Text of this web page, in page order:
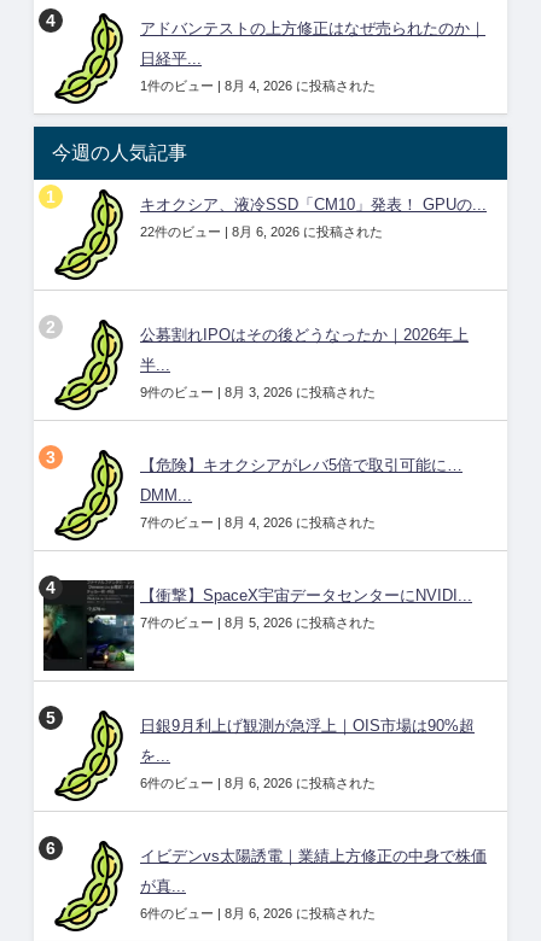
アドバンテストの上方修正はなぜ売られたのか｜
日経平...
1件のビュー | 8月 4, 2026 に投稿された
今週の人気記事
キオクシア、液冷SSD「CM10」発表！ GPUの...
22件のビュー | 8月 6, 2026 に投稿された
公募割れIPOはその後どうなったか｜2026年上
半...
9件のビュー | 8月 3, 2026 に投稿された
【危険】キオクシアがレバ5倍で取引可能に…
DMM...
7件のビュー | 8月 4, 2026 に投稿された
【衝撃】SpaceX宇宙データセンターにNVIDI...
7件のビュー | 8月 5, 2026 に投稿された
日銀9月利上げ観測が急浮上｜OIS市場は90%超
を...
6件のビュー | 8月 6, 2026 に投稿された
イビデンvs太陽誘電｜業績上方修正の中身で株価
が真...
6件のビュー | 8月 6, 2026 に投稿された